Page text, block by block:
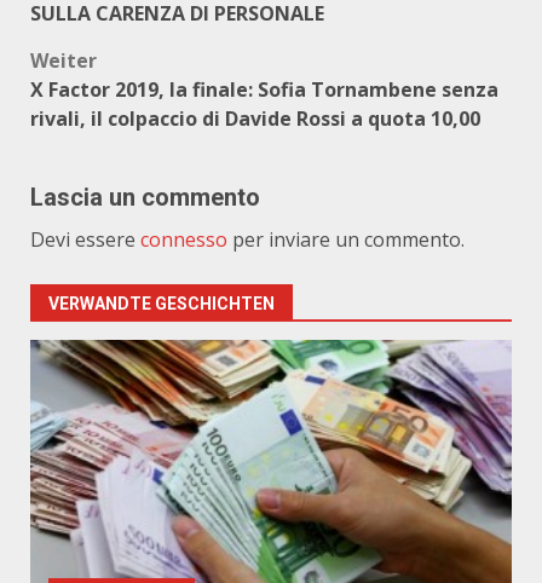
SULLA CARENZA DI PERSONALE
Weiter
X Factor 2019, la finale: Sofia Tornambene senza
rivali, il colpaccio di Davide Rossi a quota 10,00
Lascia un commento
Devi essere connesso per inviare un commento.
VERWANDTE GESCHICHTEN